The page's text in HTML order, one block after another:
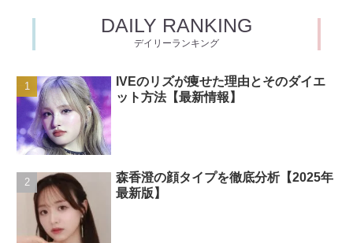
DAILY RANKING
デイリーランキング
IVEのリズが痩せた理由とそのダイエ
ット方法【最新情報】
森香澄の顔タイプを徹底分析【2025年
最新版】